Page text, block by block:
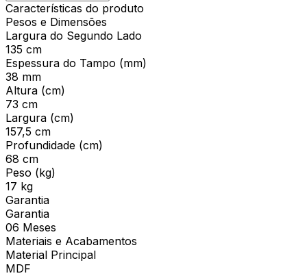
Características do produto
Pesos e Dimensões
Largura do Segundo Lado
135 cm
Espessura do Tampo (mm)
38 mm
Altura (cm)
73 cm
Largura (cm)
157,5 cm
Profundidade (cm)
68 cm
Peso (kg)
17 kg
Garantia
Garantia
06 Meses
Materiais e Acabamentos
Material Principal
MDF